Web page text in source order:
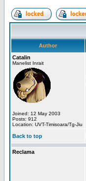
Author
Catalin
Manelist Inrait
Joined: 12 May 2003
Posts: 912
Location: UVT-Timisoara/Tg-Jiu
Back to top
Reclama